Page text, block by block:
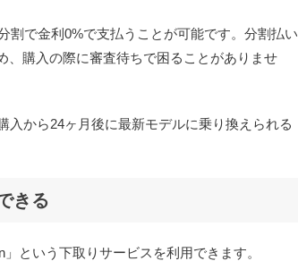
割で金利0%で支払うことが可能です。分割払い
、購入の際に審査待ちで困ることがありませ
入から24ヶ月後に最新モデルに乗り換えられる
きる
という下取りサービスを利用できます。